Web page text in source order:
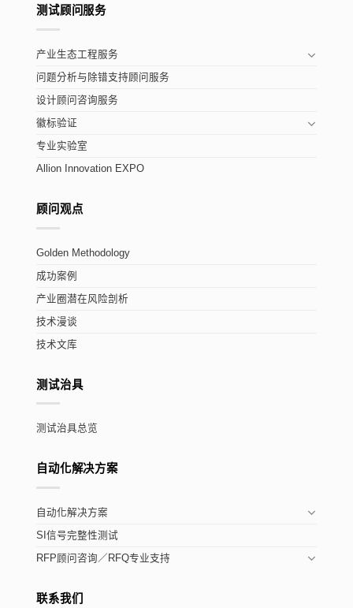
测试顾问服务
产业生态工程服务
问题分析与除错支持顾问服务
设计顾问咨询服务
徽标验证
专业实验室
Allion Innovation EXPO
顾问观点
Golden Methodology
成功案例
产业圈潜在风险剖析
技术漫谈
技术文库
测试治具
测试治具总览
自动化解决方案
自动化解决方案
SI信号完整性测试
RFP顾问咨询／RFQ专业支持
联系我们